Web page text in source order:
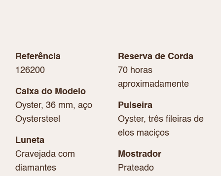
Referência
126200
Caixa do Modelo
Oyster, 36 mm, aço
Oystersteel
Luneta
Cravejada com
diamantes
Reserva de Corda
70 horas
aproximadamente
Pulseira
Oyster, três fileiras de
elos maciços
Mostrador
Prateado